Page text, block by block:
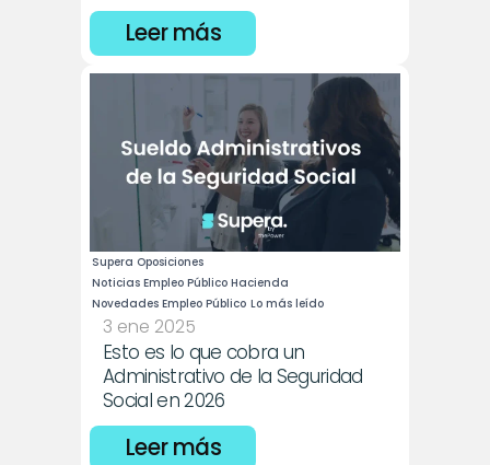
Leer más
Supera Oposiciones
Noticias Empleo Público Hacienda
Novedades Empleo Público Lo más leído
3 ene 2025
Esto es lo que cobra un
Administrativo de la Seguridad
Social en 2026
Leer más